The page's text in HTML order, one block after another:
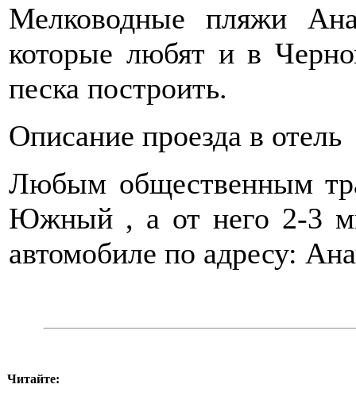
Мелководные пляжи
которые любят и в
песка построить.
Описание проезда в отель
Любым общественным
Южный , а от него 2-3
автомобиле по адресу:
Читайте: